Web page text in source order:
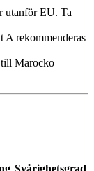
utanför EU. Ta
A rekommenderas
till Marocko —
Svårighetsgrad